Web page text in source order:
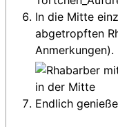
In die Mitte
abgetropften
Anmerkungen).
Endlich